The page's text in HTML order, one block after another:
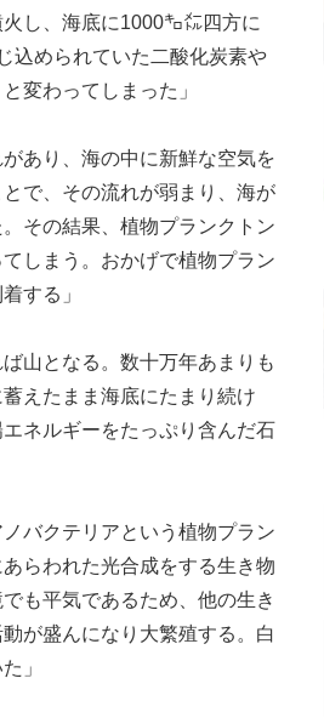
し、海底に1000㌔㍍四方に
込められていた二酸化炭素や
変わってしまった」
あり、海の中に新鮮な空気を
で、その流れが弱まり、海が
その結果、植物プランクトン
しまう。おかげで植物プラン
する」
山となる。数十万年あまりも
えたまま海底にたまり続け
ネルギーをたっぷり含んだ石
バクテリアという植物プラン
らわれた光合成をする生き物
も平気であるため、他の生き
が盛んになり大繁殖する。白
」